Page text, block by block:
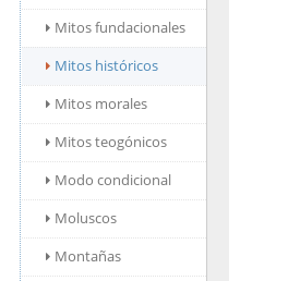
Mitos fundacionales
Mitos históricos
Mitos morales
Mitos teogónicos
Modo condicional
Moluscos
Montañas